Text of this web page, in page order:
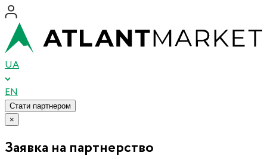
UA
EN
Стати партнером
×
Заявка на партнерство